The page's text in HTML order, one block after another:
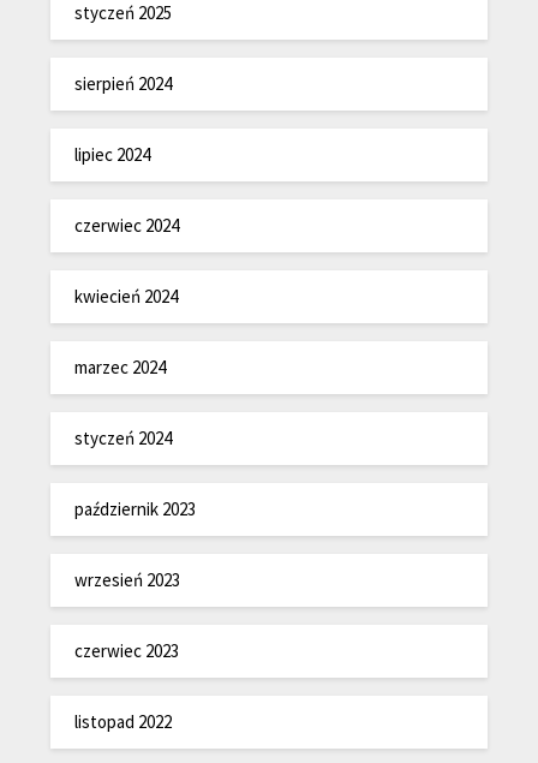
styczeń 2025
sierpień 2024
lipiec 2024
czerwiec 2024
kwiecień 2024
marzec 2024
styczeń 2024
październik 2023
wrzesień 2023
czerwiec 2023
listopad 2022